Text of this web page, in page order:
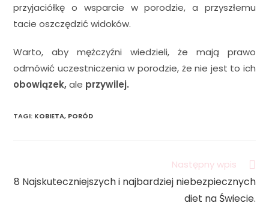
przyjaciółkę o wsparcie w porodzie, a przyszłemu
tacie oszczędzić widoków.
Warto, aby mężczyźni wiedzieli, że mają prawo
odmówić uczestniczenia w porodzie, że nie jest to ich
obowiązek,ale przywilej.
TAGI: KOBIETA, PORÓD
Następny wpis
8 Najskuteczniejszych i najbardziej niebezpiecznych
diet na Świecie.